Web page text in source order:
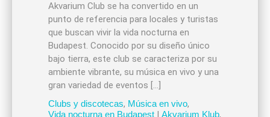
Akvarium Club se ha convertido en un
punto de referencia para locales y turistas
que buscan vivir la vida nocturna en
Budapest. Conocido por su diseño único
bajo tierra, este club se caracteriza por su
ambiente vibrante, su música en vivo y una
gran variedad de eventos […]
Clubs y discotecas, Música en vivo,
Vida nocturna en Budapest| Akvarium Klub,